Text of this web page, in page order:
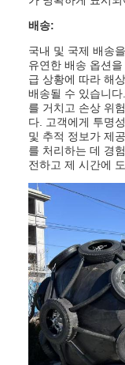
배송:
국내 및 국제 배송
유연한 배송 옵션
급 상황에 따라 해
배송될 수 있습니
를 거치고 손상 위
다. 고객에게 투명
및 추적 정보가 제
를 처리하는 데 경
전하고 제 시간에